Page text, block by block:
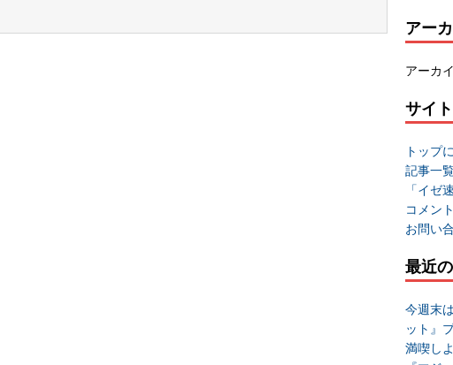
アー
アーカ
サイ
トップ
記事一
「イゼ
コメン
お問い
最近
今週末
ット』
満喫し